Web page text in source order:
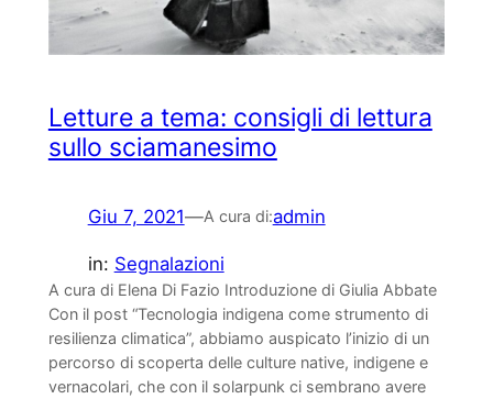
Letture a tema: consigli di lettura
sullo sciamanesimo
Giu 7, 2021—A cura di:admin
in: Segnalazioni
A cura di Elena Di Fazio Introduzione di Giulia Abbate
Con il post “Tecnologia indigena come strumento di
resilienza climatica”, abbiamo auspicato l’inizio di un
percorso di scoperta delle culture native, indigene e
vernacolari, che con il solarpunk ci sembrano avere